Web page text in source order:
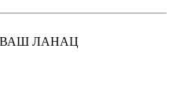
ВАШ ЛАНАЦ